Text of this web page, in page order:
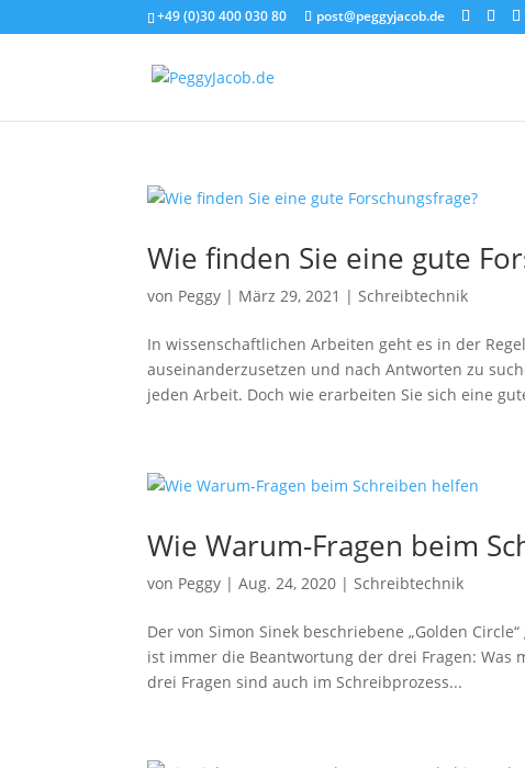
+49 (0)30 400 030 80 post@peggyjacob.de
Wie finden Sie eine gute
von Peggy | März 29, 2021 |Schreibtechnik
In wissenschaftlichen Arbeiten geht es in der
auseinanderzusetzen und nach Antworten zu
jeden Arbeit. Doch wie erarbeiten Sie sich eine
Wie Warum-Fragen beim
von Peggy |Aug. 24, 2020 |Schreibtechnik
Der von Simon Sinek beschriebene „Golden
ist immer die Beantwortung der drei Fragen: Was
drei Fragen sind auch im Schreibprozess...